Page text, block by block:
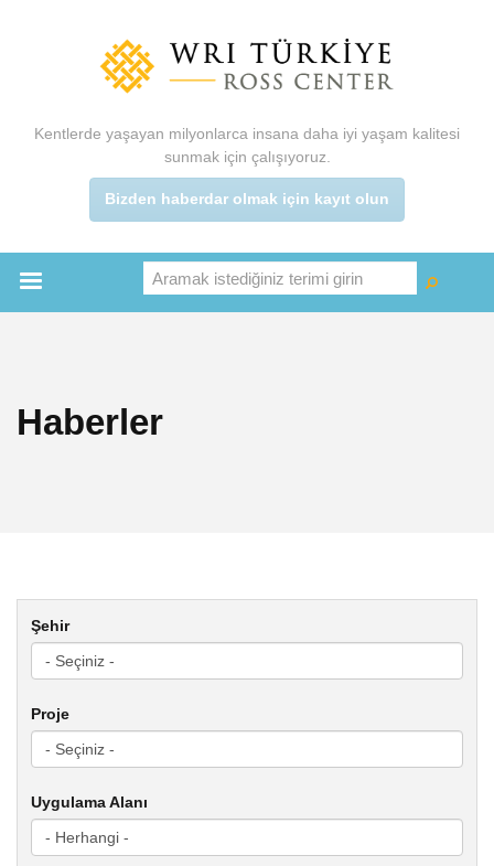
Kentlerde yaşayan milyonlarca insana daha iyi yaşam kalitesi
sunmak için çalışıyoruz.
Bizden haberdar olmak için kayıt olun
Ara
Ara
Haberler
Şehir
Proje
Uygulama Alanı